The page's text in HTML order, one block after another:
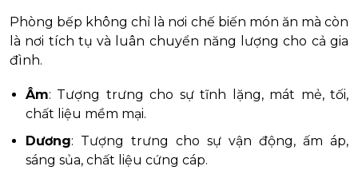
Phòng bếp không chỉ là nơi chế biến món ăn mà còn
là nơi tích tụ và luân chuyển năng lượng cho cả gia
đình.
Âm: Tượng trưng cho sự tĩnh lặng, mát mẻ, tối,
chất liệu mềm mại.
Dương: Tượng trưng cho sự vận động, ấm áp,
sáng sủa, chất liệu cứng cáp.